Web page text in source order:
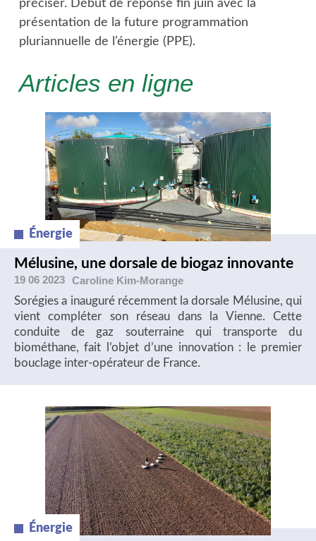
préciser. Début de réponse fin juin avec la
présentation de la future programmation
pluriannuelle de l’énergie (PPE).
Articles en ligne
Énergie
Mélusine, une dorsale de biogaz innovante
19 06 2023 Caroline Kim-Morange
Sorégies a inauguré récemment la dorsale Mélusine, qui
vient compléter son réseau dans la Vienne. Cette
conduite de gaz souterraine qui transporte du
biométhane, fait l’objet d’une innovation : le premier
bouclage inter-opérateur de France.
Énergie